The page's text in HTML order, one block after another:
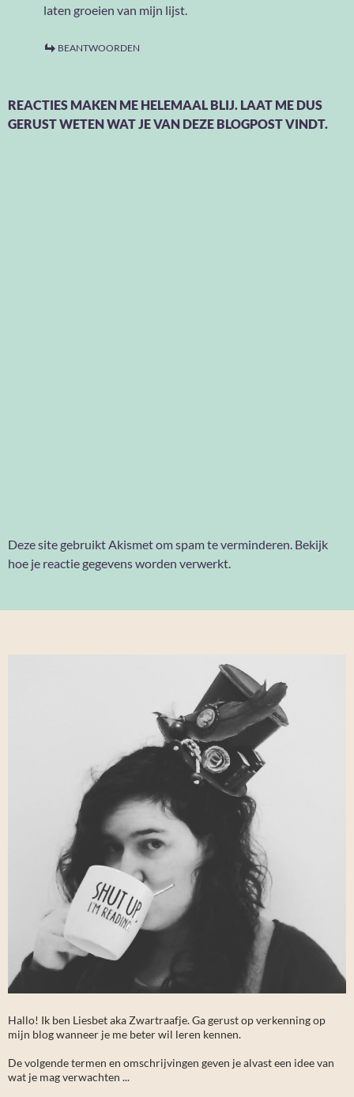
laten groeien van mijn lijst.
BEANTWOORDEN
REACTIES MAKEN ME HELEMAAL BLIJ. LAAT ME DUS
GERUST WETEN WAT JE VAN DEZE BLOGPOST VINDT.
Deze site gebruikt Akismet om spam te verminderen. Bekijk
hoe je reactie gegevens worden verwerkt.
Hallo! Ik ben Liesbet aka Zwartraafje. Ga gerust op verkenning op
mijn blog wanneer je me beter wil leren kennen.
De volgende termen en omschrijvingen geven je alvast een idee van
wat je mag verwachten ...